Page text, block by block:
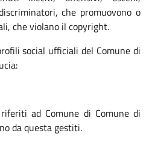
che promuovono o
che violano il copyright.
social ufficiali del Comune di
ad Comune di Comune di
da questa gestiti.